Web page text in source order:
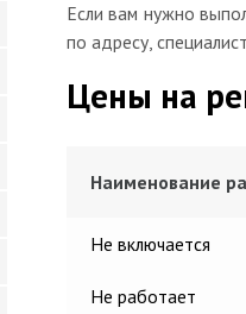
Если вам нужно
по адресу,
Цены на
Наименование
Не включается
Не работает